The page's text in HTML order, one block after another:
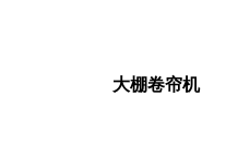
大棚卷帘机